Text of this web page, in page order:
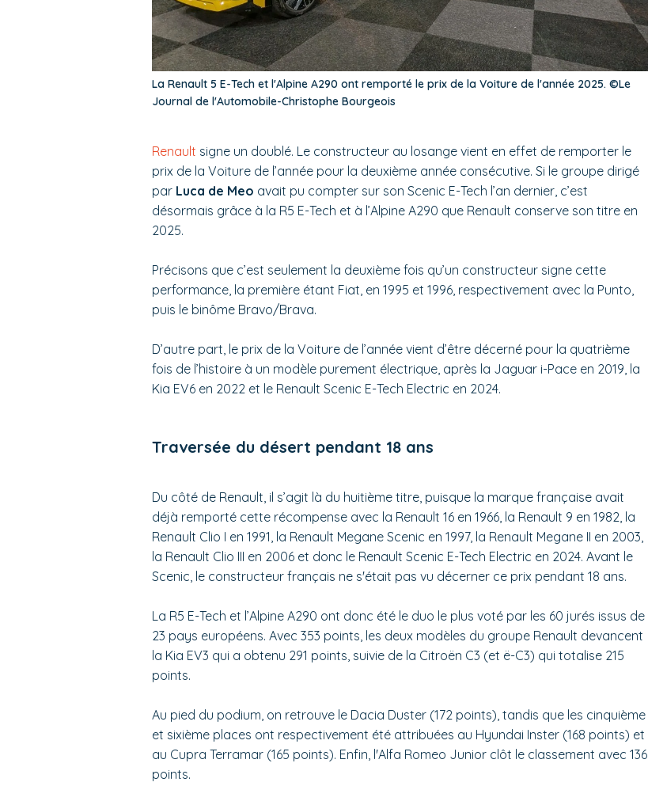
La Renault 5 E-Tech et l'Alpine A290 ont remporté le prix de la Voiture de l'année 2025. ©Le
Journal de l'Automobile-Christophe Bourgeois
Renault signe un doublé. Le constructeur au losange vient en effet de remporter le
prix de la Voiture de l’année pour la deuxième année consécutive. Si le groupe dirigé
par Luca de Meo avait pu compter sur son Scenic E-Tech l’an dernier, c’est
désormais grâce à la R5 E-Tech et à l’Alpine A290 que Renault conserve son titre en
2025.
Précisons que c’est seulement la deuxième fois qu’un constructeur signe cette
performance, la première étant Fiat, en 1995 et 1996, respectivement avec la Punto,
puis le binôme Bravo/Brava.
D’autre part, le prix de la Voiture de l’année vient d’être décerné pour la quatrième
fois de l’histoire à un modèle purement électrique, après la Jaguar i-Pace en 2019, la
Kia EV6 en 2022 et le Renault Scenic E-Tech Electric en 2024.
Traversée du désert pendant 18 ans
Du côté de Renault, il s’agit là du huitième titre, puisque la marque française avait
déjà remporté cette récompense avec la Renault 16 en 1966, la Renault 9 en 1982, la
Renault Clio I en 1991, la Renault Megane Scenic en 1997, la Renault Megane II en 2003,
la Renault Clio III en 2006 et donc le Renault Scenic E-Tech Electric en 2024. Avant le
Scenic, le constructeur français ne s'était pas vu décerner ce prix pendant 18 ans.
La R5 E-Tech et l’Alpine A290 ont donc été le duo le plus voté par les 60 jurés issus de
23 pays européens. Avec 353 points, les deux modèles du groupe Renault devancent
la Kia EV3 qui a obtenu 291 points, suivie de la Citroën C3 (et ë-C3) qui totalise 215
points.
Au pied du podium, on retrouve le Dacia Duster (172 points), tandis que les cinquième
et sixième places ont respectivement été attribuées au Hyundai Inster (168 points) et
au Cupra Terramar (165 points). Enfin, l'Alfa Romeo Junior clôt le classement avec 136
points.